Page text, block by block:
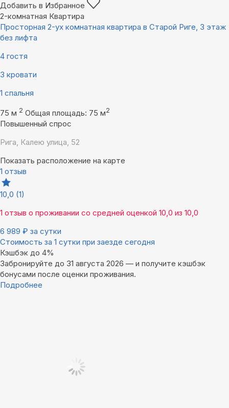
Добавить в Избранное
2-комнатная Квартира
Просторная 2-ух комнатная квартира в Старой Риге, 3 этаж
без лифта
4 гостя
3 кровати
1 спальня
75 м 2 Общая площадь: 75 м2
Повышенный спрос
Рига, Калею улица, 52
Показать расположение на карте
1 отзыв
10,0 (1)
1 отзыв о проживании со средней оценкой 10,0 из 10,0
6 989 ₽ за сутки
Стоимость за 1 сутки при заезде сегодня
Кэшбэк до 4%
Забронируйте до 31 августа 2026 — и получите кэшбэк
бонусами после оценки проживания.
Подробнее